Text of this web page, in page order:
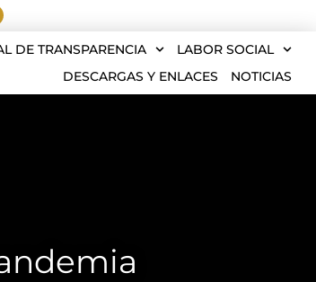
DE TRANSPARENCIA
LABOR SOCIAL
DESCARGAS Y ENLACES
NOTICIAS